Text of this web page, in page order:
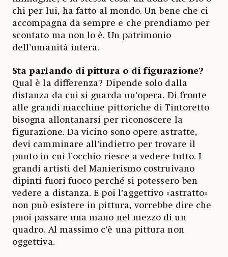
chi per lui, ha fatto al mondo. Un bene che ci
accompagna da sempre e che prendiamo per
scontato ma non lo è. Un patrimonio
dell’umanità intera.
Sta parlando di pittura o di figurazione?
Qual è la differenza? Dipende solo dalla
distanza da cui si guarda un’opera. Di fronte
alle grandi macchine pittoriche di Tintoretto
bisogna allontanarsi per riconoscere la
figurazione. Da vicino sono opere astratte,
devi camminare all’indietro per trovare il
punto in cui l’occhio riesce a vedere tutto. I
grandi artisti del Manierismo costruivano
dipinti fuori fuoco perché si potessero ben
vedere a distanza. E poi l’aggettivo «astratto»
non può esistere in pittura, vorrebbe dire che
puoi passare una mano nel mezzo di un
quadro. Al massimo c’è una pittura non
oggettiva.